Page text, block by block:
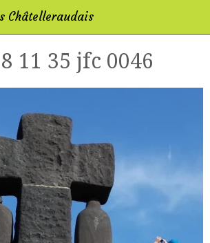
Châtelleraudais
11 35 jfc 0046